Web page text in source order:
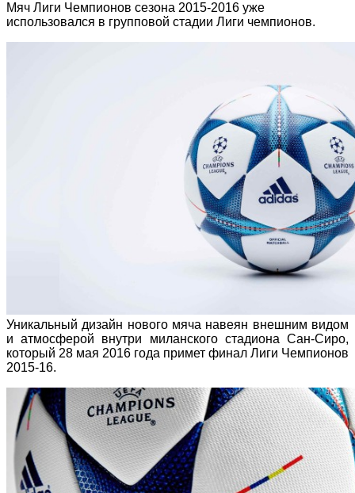
Мяч Лиги Чемпионов сезона 2015-2016 уже
использовался в групповой стадии Лиги чемпионов.
Уникальный дизайн нового мяча навеян внешним видом
и атмосферой внутри миланского стадиона Сан-Сиро,
который 28 мая 2016 года примет финал Лиги Чемпионов
2015-16.